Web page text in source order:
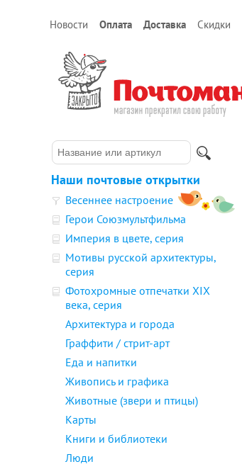
Новости Оплата Доставка Скидки
Наши почтовые открытки
Весеннее настроение
Герои Союзмультфильма
Империя в цвете, серия
Мотивы русской архитектуры,
серия
Фотохромные отпечатки XIX
века, серия
Архитектура и города
Граффити / стрит-арт
Еда и напитки
Живопись и графика
Животные (звери и птицы)
Карты
Книги и библиотеки
Люди